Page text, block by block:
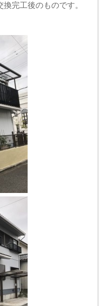
完工後のものです。